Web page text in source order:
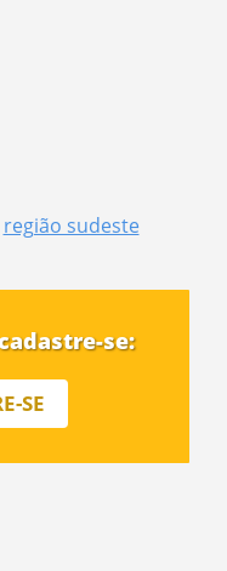
região sudeste
se:
SE